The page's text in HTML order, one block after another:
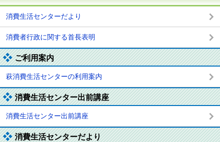
消費生活センターだより
消費者行政に関する首長表明
ご利用案内
萩消費生活センターの利用案内
消費生活センター出前講座
消費生活センター出前講座
消費生活センターだより